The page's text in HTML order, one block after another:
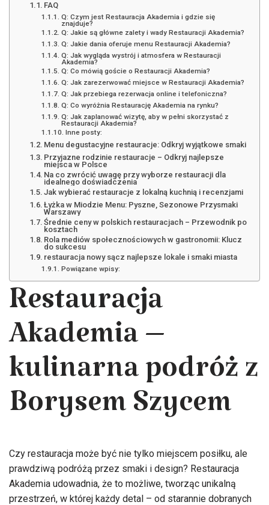
FAQ
Q: Czym jest Restauracja Akademia i gdzie się
znajduje?
Q: Jakie są główne zalety i wady Restauracji Akademia?
Q: Jakie dania oferuje menu Restauracji Akademia?
Q: Jak wygląda wystrój i atmosfera w Restauracji
Akademia?
Q: Co mówią goście o Restauracji Akademia?
Q: Jak zarezerwować miejsce w Restauracji Akademia?
Q: Jak przebiega rezerwacja online i telefoniczna?
Q: Co wyróżnia Restaurację Akademia na rynku?
Q: Jak zaplanować wizytę, aby w pełni skorzystać z
Restauracji Akademia?
Inne posty:
Menu degustacyjne restauracje: Odkryj wyjątkowe smaki
Przyjazne rodzinie restauracje – Odkryj najlepsze
miejsca w Polsce
Na co zwrócić uwagę przy wyborze restauracji dla
idealnego doświadczenia
Jak wybierać restauracje z lokalną kuchnią i recenzjami
Łyżka w Miodzie Menu: Pyszne, Sezonowe Przysmaki
Warszawy
Średnie ceny w polskich restauracjach – Przewodnik po
kosztach
Rola mediów społecznościowych w gastronomii: Klucz
do sukcesu
restauracja nowy sącz najlepsze lokale i smaki miasta
Powiązane wpisy:
Restauracja
Akademia –
kulinarna podróż z
Borysem Szycem
Czy restauracja może być nie tylko miejscem posiłku, ale
prawdziwą podróżą przez smaki i design? Restauracja
Akademia udowadnia, że to możliwe, tworząc unikalną
przestrzeń, w której każdy detal – od starannie dobranych